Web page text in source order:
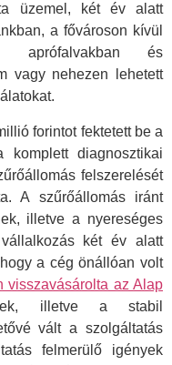
üzemel, két év alatt
a fővároson kívül
aprófalvakban és
vagy nehezen lehetett
forintot fektetett be a
diagnosztikai
felszerelését
A szűrőállomás iránt
illetve a nyereséges
két év alatt
a cég önállóan volt
visszavásárolta az Alap
illetve a stabil
vált a szolgáltatás
felmerülő igények